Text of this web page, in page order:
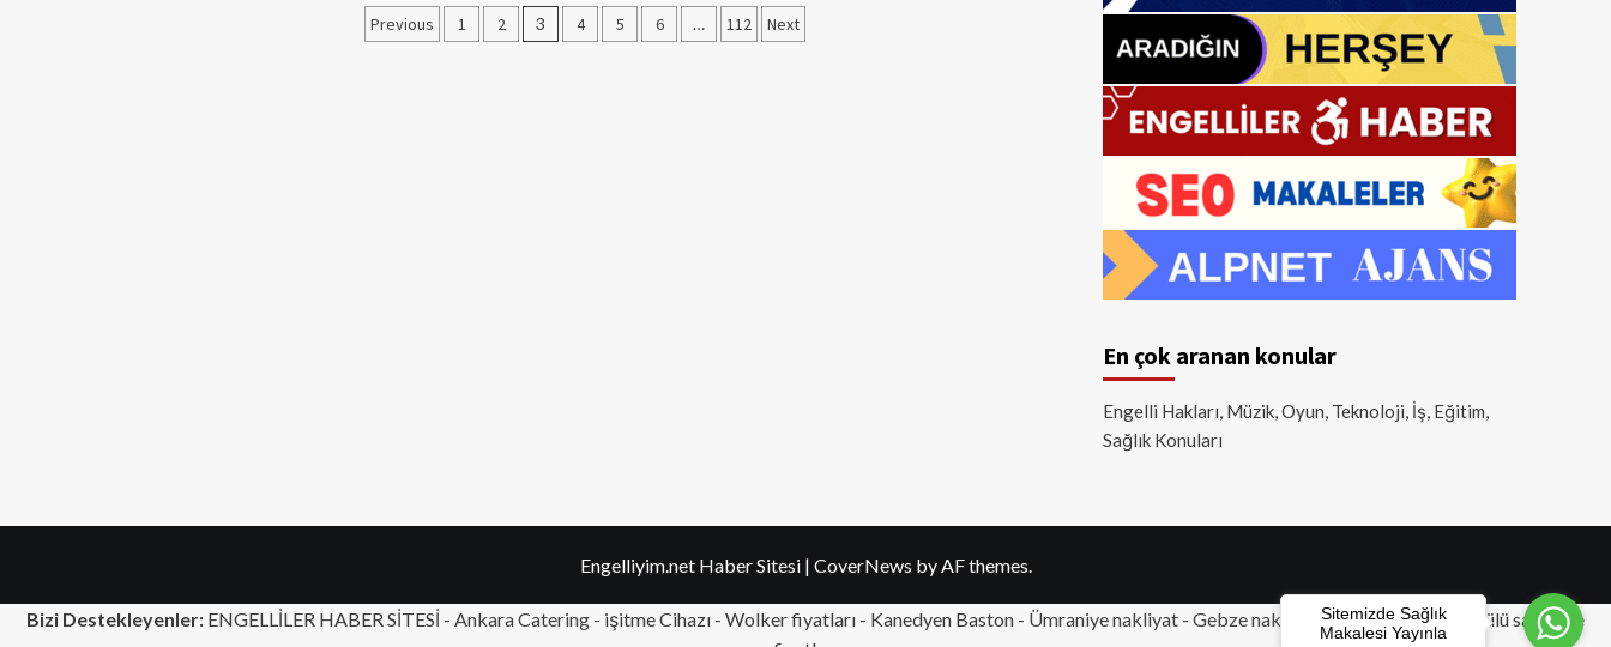
Yazı
Previous 1 2 3 4 5 6 … 112 Next
En çok aranan konular
Engelli Hakları, Müzik, Oyun, Teknoloji, İş, Eğitim,
Sağlık Konuları
Engelliyim.net Haber Sitesi | CoverNews by AF themes.
Bizi Destekleyenler: ENGELLİLER HABER SİTESİ - Ankara Catering - işitme Cihazı - Wolker fiyatları - Kanedyen Baston - Ümraniye nakliyat - Gebze nakliyat -Tuzla nakliyat - Akülü sandalye
Sitemizde Sağlık
Makalesi Yayınla